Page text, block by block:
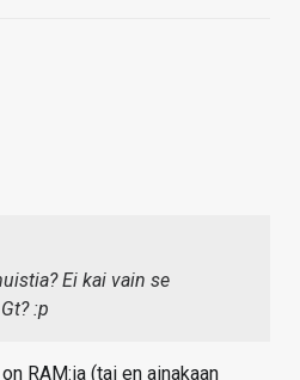
Ei kai vain se
:p
RAM:ia (tai en ainakaan